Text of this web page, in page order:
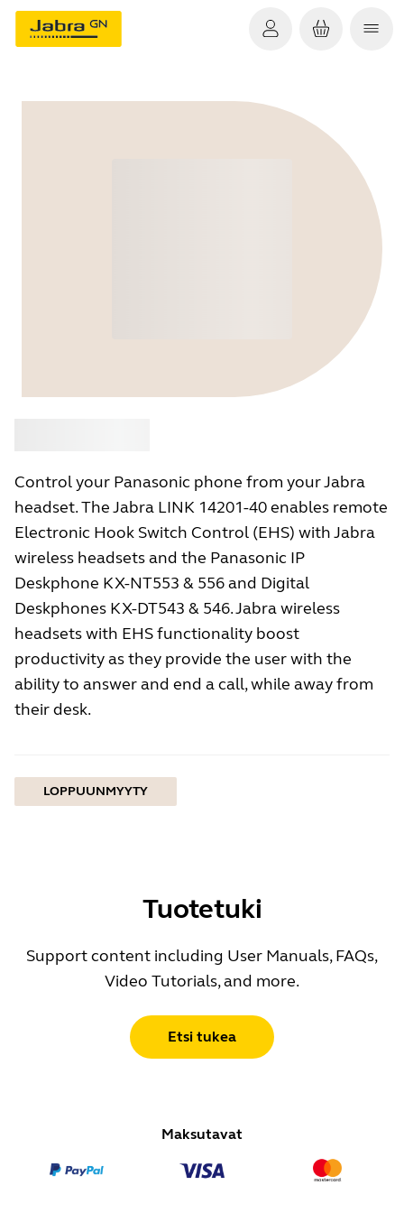
Control your Panasonic phone from your Jabra
headset. The Jabra LINK 14201-40 enables remote
Electronic Hook Switch Control (EHS) with Jabra
wireless headsets and the Panasonic IP
Deskphone KX-NT553 & 556 and Digital
Deskphones KX-DT543 & 546. Jabra wireless
headsets with EHS functionality boost
productivity as they provide the user with the
ability to answer and end a call, while away from
their desk.
LOPPUUNMYYTY
Tuotetuki
Support content including User Manuals, FAQs,
Video Tutorials, and more.
Etsi tukea
Maksutavat